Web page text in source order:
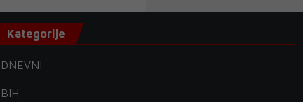
Kategorije
DNEVNI
BIH